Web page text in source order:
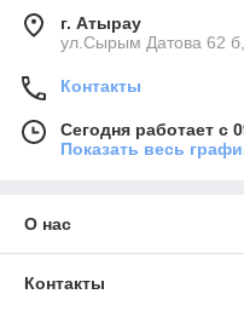
г. Атырау
ул.Сырым Датова 62 б,
Контакты
Сегодня работает с
Показать весь
О нас
Контакты